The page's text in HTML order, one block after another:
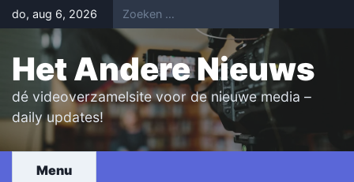
Skip
to
content
do, aug 6, 2026
Het Andere Nieuws
dé videoverzamelsite voor de nieuwe media –
daily updates!
Menu